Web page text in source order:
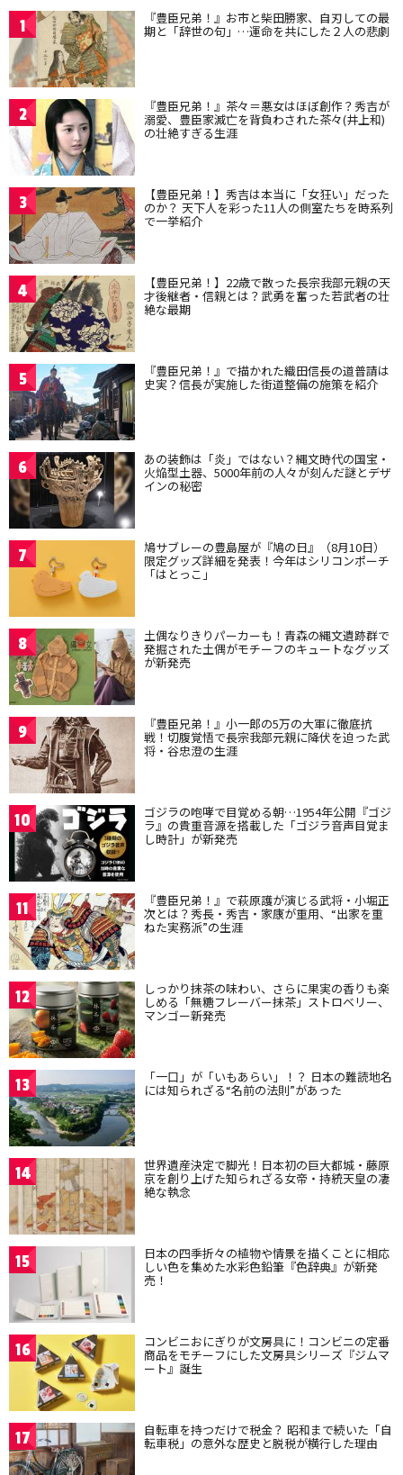
1 『豊臣兄弟！』お市と柴田勝家、自刃しての最
期と「辞世の句」…運命を共にした２人の悲劇
2 『豊臣兄弟！』茶々＝悪女はほぼ創作？秀吉が
溺愛、豊臣家滅亡を背負わされた茶々(井上和)
の壮絶すぎる生涯
3 【豊臣兄弟！】秀吉は本当に「女狂い」だった
のか？ 天下人を彩った11人の側室たちを時系列
で一挙紹介
4 【豊臣兄弟！】22歳で散った長宗我部元親の天
才後継者・信親とは？武勇を奮った若武者の壮
絶な最期
5 『豊臣兄弟！』で描かれた織田信長の道普請は
史実？信長が実施した街道整備の施策を紹介
6 あの装飾は「炎」ではない？縄文時代の国宝・
火焔型土器、5000年前の人々が刻んだ謎とデザ
インの秘密
7 鳩サブレーの豊島屋が『鳩の日』（8月10日）
限定グッズ詳細を発表！今年はシリコンポーチ
「はとっこ」
8 土偶なりきりパーカーも！青森の縄文遺跡群で
発掘された土偶がモチーフのキュートなグッズ
が新発売
9 『豊臣兄弟！』小一郎の5万の大軍に徹底抗
戦！切腹覚悟で長宗我部元親に降伏を迫った武
将・谷忠澄の生涯
10 ゴジラの咆哮で目覚める朝…1954年公開『ゴジ
ラ』の貴重音源を搭載した「ゴジラ音声目覚ま
し時計」が新発売
11 『豊臣兄弟！』で萩原護が演じる武将・小堀正
次とは？秀長・秀吉・家康が重用、“出家を重
ねた実務派”の生涯
12 しっかり抹茶の味わい、さらに果実の香りも楽
しめる「無糖フレーバー抹茶」ストロベリー、
マンゴー新発売
13 「一口」が「いもあらい」！？ 日本の難読地名
には知られざる“名前の法則”があった
14 世界遺産決定で脚光！日本初の巨大都城・藤原
京を創り上げた知られざる女帝・持統天皇の凄
絶な執念
15 日本の四季折々の植物や情景を描くことに相応
しい色を集めた水彩色鉛筆『色辞典』が新発
売！
16 コンビニおにぎりが文房具に！コンビニの定番
商品をモチーフにした文房具シリーズ『ジムマ
ート』誕生
17 自転車を持つだけで税金？ 昭和まで続いた「自
転車税」の意外な歴史と脱税が横行した理由